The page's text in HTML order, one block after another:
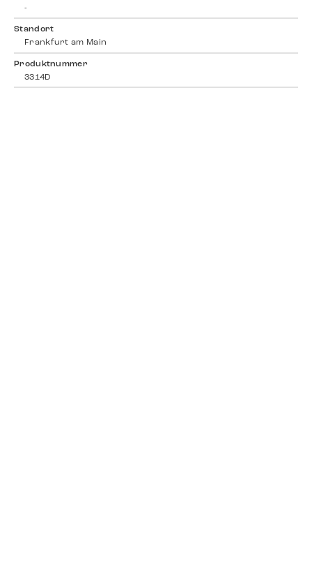
-
Standort
Frankfurt am Main
Produktnummer
3314D